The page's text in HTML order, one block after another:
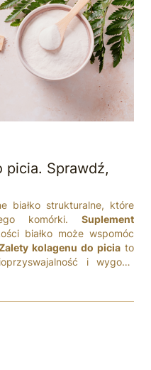
picia. Sprawdź,
białko strukturalne, które
komórki. Suplement
białko może wspomóc
kolagenu do picia to
i wygoda
do
do rozpuszczenia są
pokarmowy.